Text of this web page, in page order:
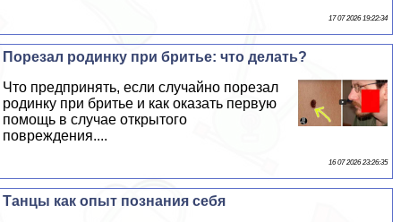
17 07 2026 19:22:34
Порезал родинку при бритье: что делать?
Что предпринять, если случайно порезал
родинку при бритье и как оказать первую
помощь в случае открытого
повреждения....
16 07 2026 23:26:35
Танцы как опыт познания себя